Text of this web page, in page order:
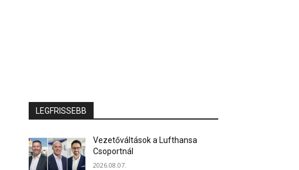
LEGFRISSEBB
Vezetőváltások a Lufthansa
Csoportnál
2026.08.07.